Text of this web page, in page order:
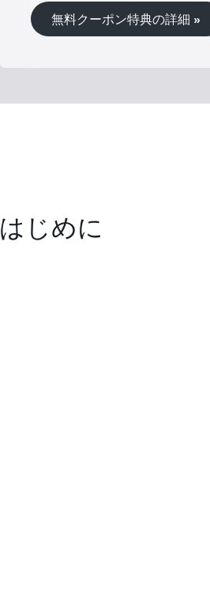
無料クーポン特典の詳細 »
はじめに